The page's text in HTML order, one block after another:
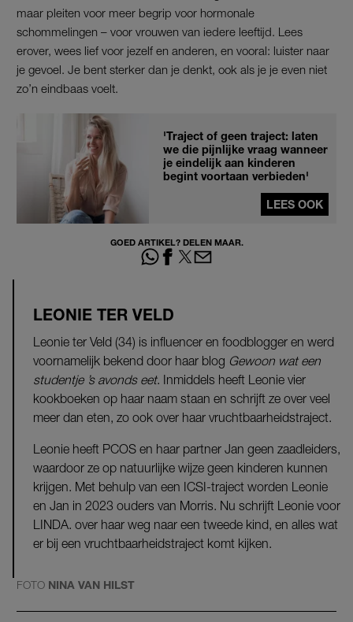
maar pleiten voor meer begrip voor hormonale
schommelingen – voor vrouwen van iedere leeftijd. Lees
erover, wees lief voor jezelf en anderen, en vooral: luister naar
je gevoel. Je bent sterker dan je denkt, ook als je je even niet
zo’n eindbaas voelt.
'Traject of geen traject: laten
we die pijnlijke vraag wanneer
je eindelijk aan kinderen
begint voortaan verbieden'
LEES OOK
GOED ARTIKEL? DELEN MAAR.
LEONIE TER VELD
Leonie ter Veld (34) is influencer en foodblogger en werd
voornamelijk bekend door haar blog Gewoon wat een
studentje ’s avonds eet. Inmiddels heeft Leonie vier
kookboeken op haar naam staan en schrijft ze over veel
meer dan eten, zo ook over haar vruchtbaarheidstraject.
Leonie heeft PCOS en haar partner Jan geen zaadleiders,
waardoor ze op natuurlijke wijze geen kinderen kunnen
krijgen. Met behulp van een ICSI-traject worden Leonie
en Jan in 2023 ouders van Morris. Nu schrijft Leonie voor
LINDA. over haar weg naar een tweede kind, en alles wat
er bij een vruchtbaarheidstraject komt kijken.
FOTO NINA VAN HILST